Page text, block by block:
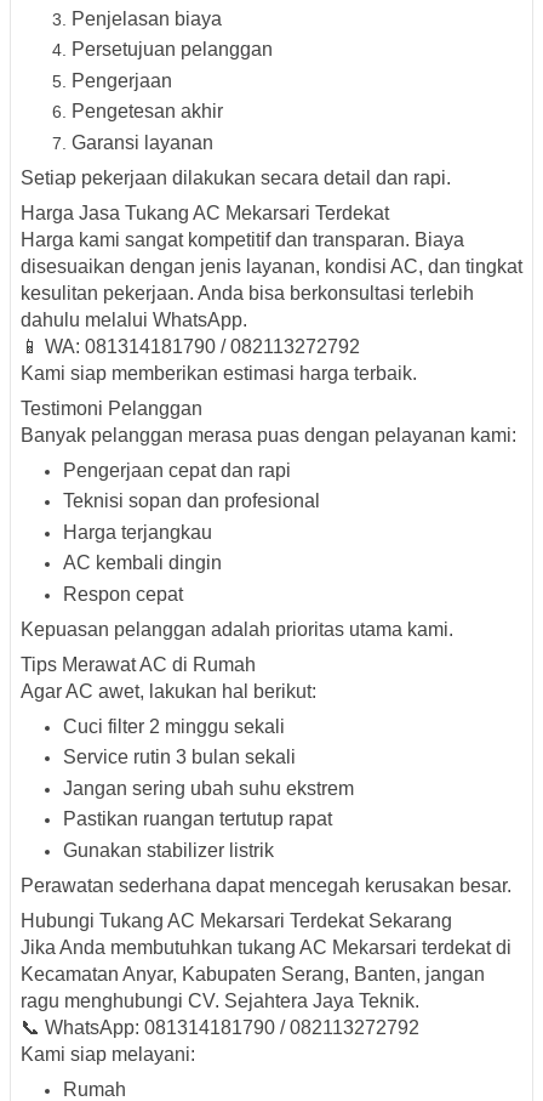
Penjelasan biaya
Persetujuan pelanggan
Pengerjaan
Pengetesan akhir
Garansi layanan
Setiap pekerjaan dilakukan secara detail dan rapi.
Harga Jasa Tukang AC Mekarsari Terdekat
Harga kami sangat kompetitif dan transparan. Biaya
disesuaikan dengan jenis layanan, kondisi AC, dan tingkat
kesulitan pekerjaan. Anda bisa berkonsultasi terlebih
dahulu melalui WhatsApp.
📱 WA: 081314181790 / 082113272792
Kami siap memberikan estimasi harga terbaik.
Testimoni Pelanggan
Banyak pelanggan merasa puas dengan pelayanan kami:
Pengerjaan cepat dan rapi
Teknisi sopan dan profesional
Harga terjangkau
AC kembali dingin
Respon cepat
Kepuasan pelanggan adalah prioritas utama kami.
Tips Merawat AC di Rumah
Agar AC awet, lakukan hal berikut:
Cuci filter 2 minggu sekali
Service rutin 3 bulan sekali
Jangan sering ubah suhu ekstrem
Pastikan ruangan tertutup rapat
Gunakan stabilizer listrik
Perawatan sederhana dapat mencegah kerusakan besar.
Hubungi Tukang AC Mekarsari Terdekat Sekarang
Jika Anda membutuhkan tukang AC Mekarsari terdekatdi
Kecamatan Anyar, Kabupaten Serang, Banten, jangan
ragu menghubungi CV. Sejahtera Jaya Teknik.
📞 WhatsApp: 081314181790 / 082113272792
Kami siap melayani:
Rumah